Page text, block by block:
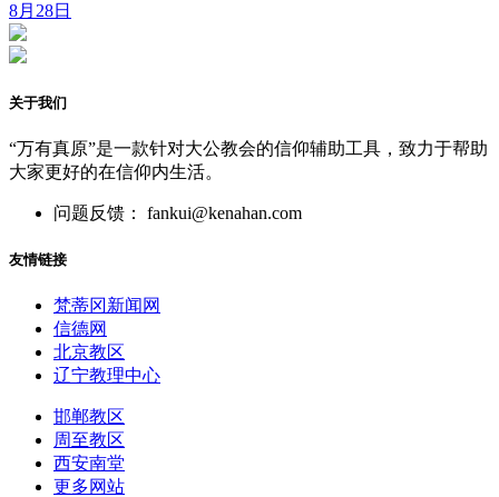
8月28日
关于我们
“万有真原”是一款针对大公教会的信仰辅助工具，致力于帮助
大家更好的在信仰内生活。
问题反馈： fankui@kenahan.com
友情链接
梵蒂冈新闻网
信德网
北京教区
辽宁教理中心
邯郸教区
周至教区
西安南堂
更多网站